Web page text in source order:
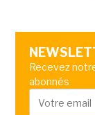
Recevez
abonnés